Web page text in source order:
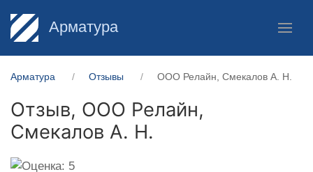
Арматура
Арматура Отзывы ООО Релайн, Смекалов А. Н.
Отзыв, ООО Релайн,
Смекалов А. Н.